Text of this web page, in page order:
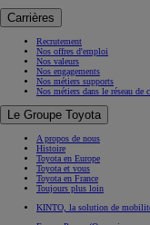
Carrières
Recrutement
Nos offres d'emploi
Nos valeurs
Nos engagements
Nos métiers supports
Nos métiers dans le réseau de
Le Groupe Toyota
A propos de nous
Histoire
Toyota en Europe
Toyota et vous
Toyota en France
Toujours plus loin
KINTO, la solution de